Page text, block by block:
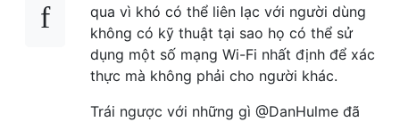
qua vì khó có thể liên lạc với người dùng
không có kỹ thuật tại sao họ có thể sử
dụng một số mạng Wi-Fi nhất định để xác
thực mà không phải cho người khác.
Trái ngược với những gì @DanHulme đã